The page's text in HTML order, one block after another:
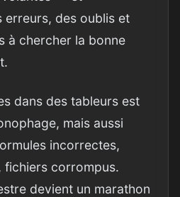
erreurs, des oublis et
à chercher la bonne
dans des tableurs est
mais aussi
incorrectes,
fichiers corrompus.
devient un marathon